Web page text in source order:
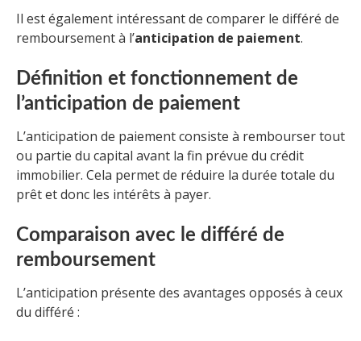
Il est également intéressant de comparer le différé de
remboursement à l’anticipation de paiement.
Définition et fonctionnement de
l’anticipation de paiement
L’anticipation de paiement consiste à rembourser tout
ou partie du capital avant la fin prévue du crédit
immobilier. Cela permet de réduire la durée totale du
prêt et donc les intérêts à payer.
Comparaison avec le différé de
remboursement
L’anticipation présente des avantages opposés à ceux
du différé :